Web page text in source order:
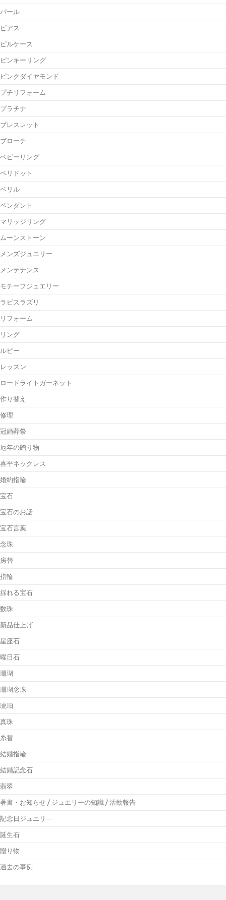
パール
ピアス
ピルケース
ピンキーリング
ピンクダイヤモンド
プチリフォーム
プラチナ
ブレスレット
ブローチ
ベビーリング
ペリドット
ベリル
ペンダント
マリッジリング
ムーンストーン
メンズジュエリー
メンテナンス
モチーフジュエリー
ラピスラズリ
リフォーム
リング
ルビー
レッスン
ロードライトガーネット
作り替え
修理
冠婚葬祭
厄年の贈り物
喜平ネックレス
婚約指輪
宝石
宝石のお話
宝石言葉
念珠
房替
指輪
揺れる宝石
数珠
新品仕上げ
星座石
曜日石
珊瑚
珊瑚念珠
琥珀
真珠
糸替
結婚指輪
結婚記念石
翡翠
著書・お知らせ / ジュエリーの知識 / 活動報告
記念日ジュエリ―
誕生石
贈り物
過去の事例